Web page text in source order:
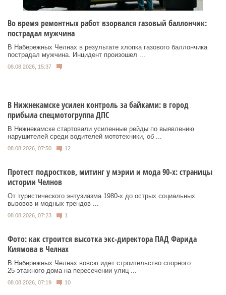
Во время ремонтных работ взорвался газовый баллончик:
пострадал мужчина
В Набережных Челнах в результате хлопка газового баллончика
пострадал мужчина. Инцидент произошел ...
08.08.2026, 15:37
В Нижнекамске усилен контроль за байками: в город
прибыла спецмотогруппа ДПС
В Нижнекамске стартовали усиленные рейды по выявлению
нарушителей среди водителей мототехники, об ...
08.08.2026, 07:50 12
Протест подростков, митинг у мэрии и мода 90-х: страницы
истории Челнов
От туристического энтузиазма 1980‑х до острых социальных
вызовов и модных трендов ...
08.08.2026, 07:23 1
Фото: как строится высотка экс-директора ПАД Фарида
Киямова в Челнах
В Набережных Челнах вовсю идет строительство спорного
25‑этажного дома на пересечении улиц ...
08.08.2026, 07:19 10